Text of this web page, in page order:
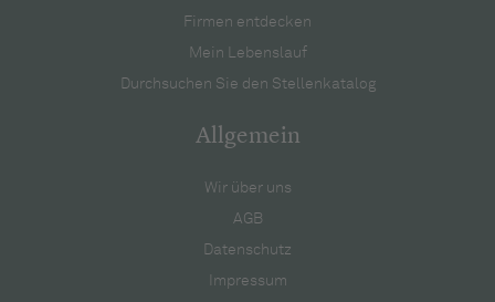
Firmen entdecken
Mein Lebenslauf
Durchsuchen Sie den Stellenkatalog
Allgemein
Wir über uns
AGB
Datenschutz
Impressum